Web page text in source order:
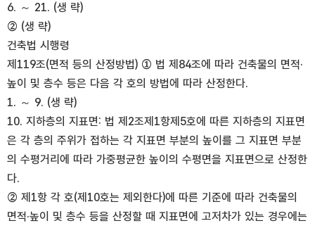
6. ～ 21. (생 략)
② (생 략)
건축법 시행령
제119조(면적 등의 산정방법) ① 법 제84조에 따라 건축물의 면적·
높이 및 층수 등은 다음 각 호의 방법에 따라 산정한다.
1. ～ 9. (생 략)
10. 지하층의 지표면: 법 제2조제1항제5호에 따른 지하층의 지표면
은 각 층의 주위가 접하는 각 지표면 부분의 높이를 그 지표면 부분
의 수평거리에 따라 가중평균한 높이의 수평면을 지표면으로 산정한
다.
② 제1항 각 호(제10호는 제외한다)에 따른 기준에 따라 건축물의
면적·높이 및 층수 등을 산정할 때 지표면에 고저차가 있는 경우에는